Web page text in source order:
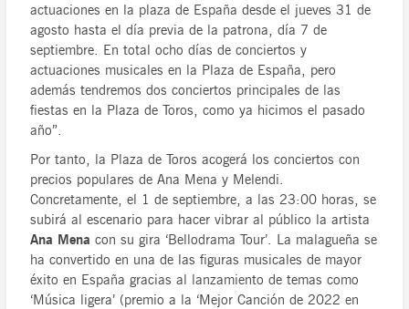
actuaciones en la plaza de España desde el jueves 31 de
agosto hasta el día previa de la patrona, día 7 de
septiembre. En total ocho días de conciertos y
actuaciones musicales en la Plaza de España, pero
además tendremos dos conciertos principales de las
fiestas en la Plaza de Toros, como ya hicimos el pasado
año”.
Por tanto, la Plaza de Toros acogerá los conciertos con
precios populares de Ana Mena y Melendi.
Concretamente, el 1 de septiembre, a las 23:00 horas, se
subirá al escenario para hacer vibrar al público la artista
Ana Mena con su gira ‘Bellodrama Tour’. La malagueña se
ha convertido en una de las figuras musicales de mayor
éxito en España gracias al lanzamiento de temas como
‘Música ligera’ (premio a la ‘Mejor Canción de 2022 en